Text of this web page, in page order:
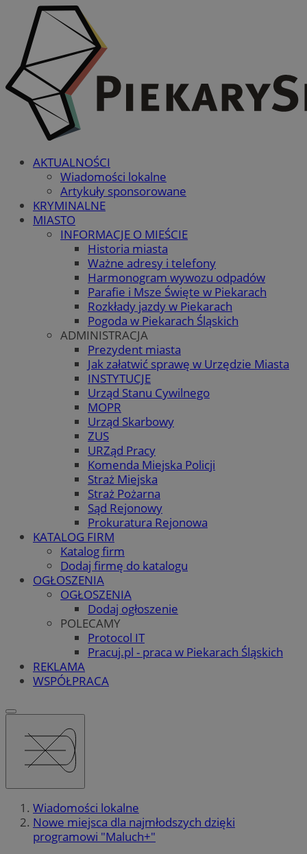
AKTUALNOŚCI
Wiadomości lokalne
Artykuły sponsorowane
KRYMINALNE
MIASTO
INFORMACJE O MIEŚCIE
Historia miasta
Ważne adresy i telefony
Harmonogram wywozu odpadów
Parafie i Msze Święte w Piekarach
Rozkłady jazdy w Piekarach
Pogoda w Piekarach Śląskich
ADMINISTRACJA
Prezydent miasta
Jak załatwić sprawę w Urzędzie Miasta
INSTYTUCJE
Urząd Stanu Cywilnego
MOPR
Urząd Skarbowy
ZUS
URZąd Pracy
Komenda Miejska Policji
Straż Miejska
Straż Pożarna
Sąd Rejonowy
Prokuratura Rejonowa
KATALOG FIRM
Katalog firm
Dodaj firmę do katalogu
OGŁOSZENIA
OGŁOSZENIA
Dodaj ogłoszenie
POLECAMY
Protocol IT
Pracuj.pl - praca w Piekarach Śląskich
REKLAMA
WSPÓŁPRACA
Wiadomości lokalne
Nowe miejsca dla najmłodszych dzięki
programowi "Maluch+"